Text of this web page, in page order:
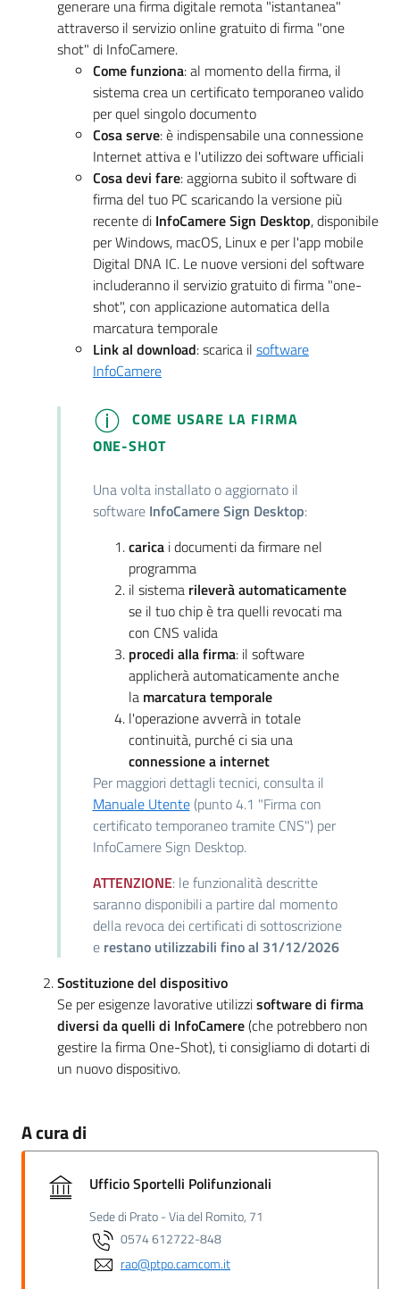
generare una firma digitale remota "istantanea"
attraverso il servizio online gratuito di firma "one
shot" di InfoCamere.
Come funziona: al momento della firma, il
sistema crea un certificato temporaneo valido
per quel singolo documento
Cosa serve: è indispensabile una connessione
Internet attiva e l'utilizzo dei software ufficiali
Cosa devi fare: aggiorna subito il software di
firma del tuo PC scaricando la versione più
recente di InfoCamere Sign Desktop, disponibile
per Windows, macOS, Linux e per l'app mobile
Digital DNA IC. Le nuove versioni del software
includeranno il servizio gratuito di firma "one-
shot", con applicazione automatica della
marcatura temporale
Link al download: scarica il software
InfoCamere
COME USARE LA FIRMA
ONE-SHOT
Una volta installato o aggiornato il
software InfoCamere Sign Desktop:
caricai documenti da firmare nel
programma
il sistema rileverà automaticamente
se il tuo chip è tra quelli revocati ma
con CNS valida
procedi alla firma: il software
applicherà automaticamente anche
la marcatura temporale
l'operazione avverrà in totale
continuità, purché ci sia una
connessione a internet
Per maggiori dettagli tecnici, consulta il
Manuale Utente(punto 4.1 "Firma con
certificato temporaneo tramite CNS") per
InfoCamere Sign Desktop.
ATTENZIONE: le funzionalità descritte
saranno disponibili a partire dal momento
della revoca dei certificati di sottoscrizione
e restano utilizzabili fino al 31/12/2026
Sostituzione del dispositivo
Se per esigenze lavorative utilizzisoftware di firma
diversi da quelli di InfoCamere(che potrebbero non
gestire la firma One-Shot), ti consigliamo di dotarti di
un nuovo dispositivo.
A cura di
Ufficio Sportelli Polifunzionali
Sede di Prato - Via del Romito, 71
0574 612722-848
rao@ptpo.camcom.it